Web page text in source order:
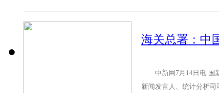
中新网7月14日电 国新
新闻发言人、统计分析